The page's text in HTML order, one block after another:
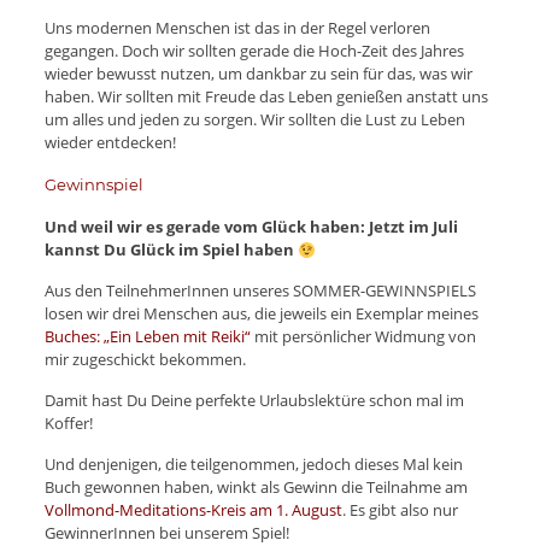
Uns modernen Menschen ist das in der Regel verloren
gegangen. Doch wir sollten gerade die Hoch-Zeit des Jahres
wieder bewusst nutzen, um dankbar zu sein für das, was wir
haben. Wir sollten mit Freude das Leben genießen anstatt uns
um alles und jeden zu sorgen. Wir sollten die Lust zu Leben
wieder entdecken!
Gewinnspiel
Und weil wir es gerade vom Glück haben: Jetzt im Juli
kannst Du Glück im Spiel haben
Aus den TeilnehmerInnen unseres SOMMER-GEWINNSPIELS
losen wir drei Menschen aus, die jeweils ein Exemplar meines
Buches: „Ein Leben mit Reiki“mit persönlicher Widmung von
mir zugeschickt bekommen.
Damit hast Du Deine perfekte Urlaubslektüre schon mal im
Koffer!
Und denjenigen, die teilgenommen, jedoch dieses Mal kein
Buch gewonnen haben, winkt als Gewinn die Teilnahme am
Vollmond-Meditations-Kreis am 1. August. Es gibt also nur
GewinnerInnen bei unserem Spiel!